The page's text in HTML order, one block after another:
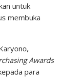
untuk
membuka
Awards
para